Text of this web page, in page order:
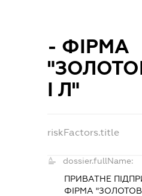
- ФІРМА
І Л"
riskFactors.title
dossier.fullName:
ПРИВАТНЕ
ФІРМА